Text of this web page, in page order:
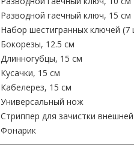
Разводной гаечный ключ, 15 см
Набор шестигранных ключей (7
Бокорезы, 12.5 см
Длинногубцы, 15 см
Кусачки, 15 см
Кабелерез, 15 см
Универсальный нож
Стриппер для зачистки
Фонарик